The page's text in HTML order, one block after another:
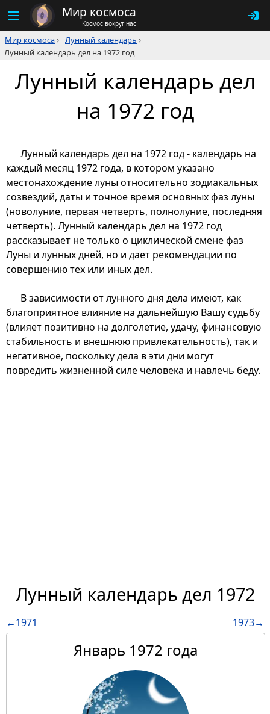
Мир космоса
Космос вокруг нас
Мир космоса› Лунный календарь ›
Лунный календарь дел на 1972 год
Лунный календарь дел
на 1972 год
Лунный календарь дел на 1972 год - календарь на
каждый месяц 1972 года, в котором указано
местонахождение луны относительно зодиакальных
созвездий, даты и точное время основных фаз луны
(новолуние, первая четверть, полнолуние, последняя
четверть). Лунный календарь дел на 1972 год
рассказывает не только о циклической смене фаз
Луны и лунных дней, но и дает рекомендации по
совершению тех или иных дел.
В зависимости от лунного дня дела имеют, как
благоприятное влияние на дальнейшую Вашу судьбу
(влияет позитивно на долголетие, удачу, финансовую
стабильность и внешнюю привлекательность), так и
негативное, поскольку дела в эти дни могут
повредить жизненной силе человека и навлечь беду.
Лунный календарь дел 1972
←1971 1973→
Январь 1972 года